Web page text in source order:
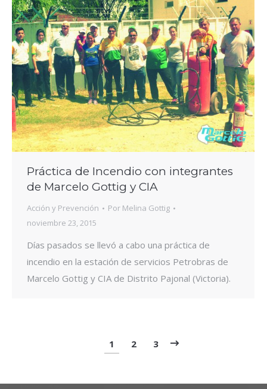
Práctica de Incendio con integrantes
de Marcelo Gottig y CIA
Acción y Prevención Por Melina Gottig
noviembre 23, 2015
Días pasados se llevó a cabo una práctica de
incendio en la estación de servicios Petrobras de
Marcelo Gottig y CIA de Distrito Pajonal (Victoria).
1 2 3